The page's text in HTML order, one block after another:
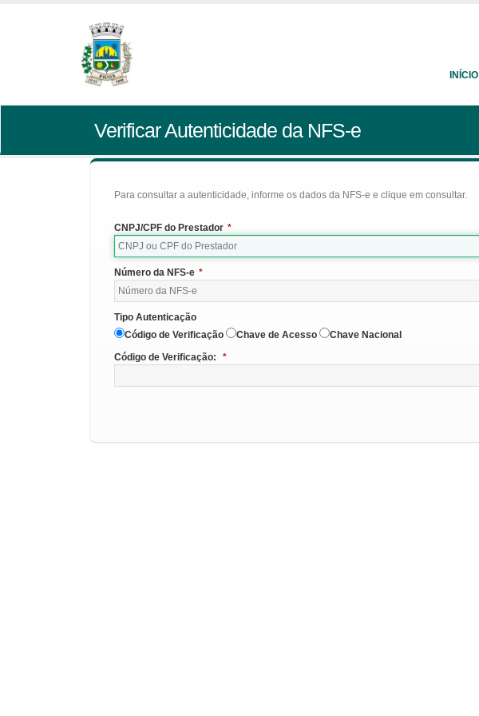
INÍCIO
Verificar Autenticidade da NFS-e
Para consultar a autenticidade, informe os dados da NFS-e e clique em consultar.
CNPJ/CPF do Prestador *
Número da NFS-e *
Tipo Autenticação
Código de Verificação
Chave de Acesso
Chave Nacional
Código de Verificação:
*